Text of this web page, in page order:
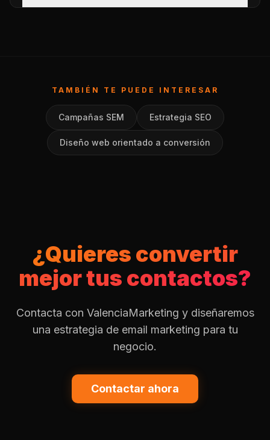
TAMBIÉN TE PUEDE INTERESAR
Campañas SEM Estrategia SEO
Diseño web orientado a conversión
¿Quieres convertir
mejor tus contactos?
Contacta con ValenciaMarketing y diseñaremos
una estrategia de email marketing para tu
negocio.
Contactar ahora